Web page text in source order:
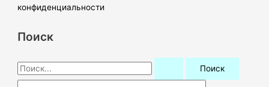
конфиденциальности
Поиск
П
о